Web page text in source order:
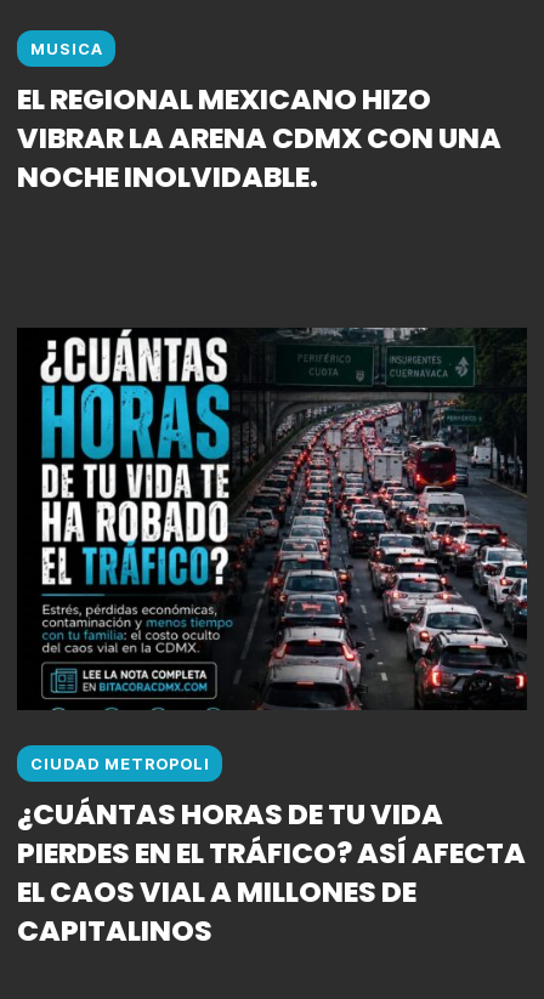
MUSICA
EL REGIONAL MEXICANO HIZO
VIBRAR LA ARENA CDMX CON UNA
NOCHE INOLVIDABLE.
CIUDAD METROPOLI
¿CUÁNTAS HORAS DE TU VIDA
PIERDES EN EL TRÁFICO? ASÍ AFECTA
EL CAOS VIAL A MILLONES DE
CAPITALINOS